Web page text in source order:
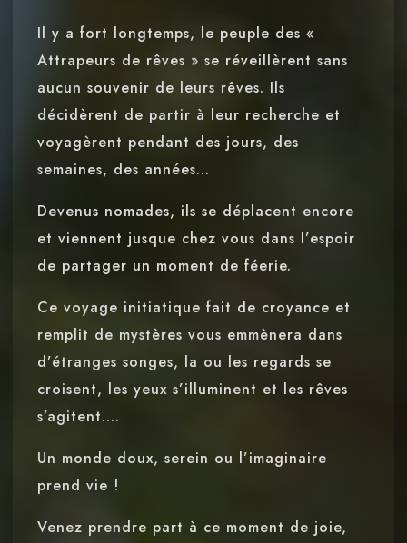
Il y a fort longtemps, le peuple des «
Attrapeurs de rêves » se réveillèrent sans
aucun souvenir de leurs rêves. Ils
décidèrent de partir à leur recherche et
voyagèrent pendant des jours, des
semaines, des années…
Devenus nomades, ils se déplacent encore
et viennent jusque chez vous dans l’espoir
de partager un moment de féerie.
Ce voyage initiatique fait de croyance et
remplit de mystères vous emmènera dans
d’étranges songes, la ou les regards se
croisent, les yeux s’illuminent et les rêves
s’agitent….
Un monde doux, serein ou l’imaginaire
prend vie !
Venez prendre part à ce moment de joie,